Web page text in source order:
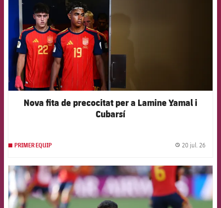
Nova fita de precocitat per a Lamine Yamal i
Cubarsí
PRIMER EQUIP 20 jul. 26
FCB Barcelona badge